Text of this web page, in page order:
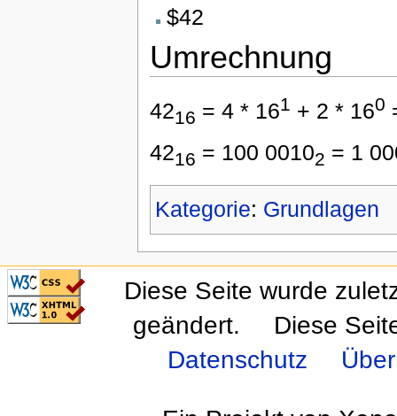
$42
Umrechnung
4216 = 4 * 161 + 2 * 160
4216 = 100 00102 = 1
Kategorie: Grundlagen
CSS ist valide!
Valid XHTML 1.0
Transitional
Diese Seite wurde
geändert.
Diese
Datenschutz